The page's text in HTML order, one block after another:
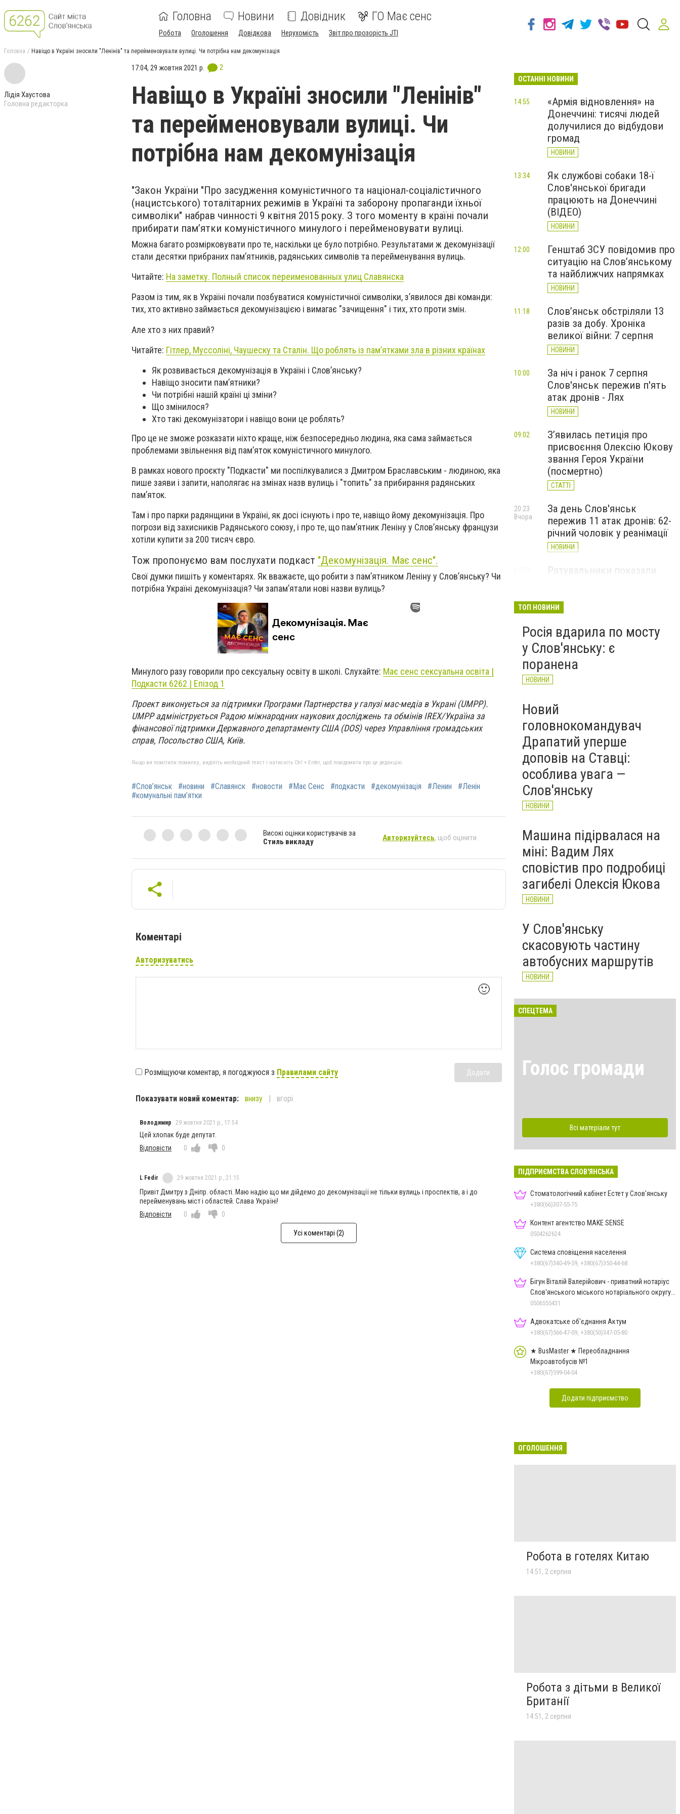
Головна Новини Довідник ГО Має сенс
Робота Оголошення Довідкова Нерухомість Звіт про прозорість JTI
Головна Навіщо в Україні зносили "Ленінів" та перейменовували вулиці. Чи потрібна нам декомунізація
Лідія Хаустова
Головна редакторка
17:04, 29 жовтня 2021 р. 2
Навіщо в Україні зносили "Ленінів"
та перейменовували вулиці. Чи
потрібна нам декомунізація
"Закон України "Про засудження комуністичного та націонал-соціалістичного
(нацистського) тоталітарних режимів в Україні та заборону пропаганди їхньої
символіки" набрав чинності 9 квітня 2015 року. З того моменту в країні почали
прибирати пам’ятки комуністичного минулого і перейменовувати вулиці.
Можна багато розмірковувати про те, наскільки це було потрібно. Результатами ж декомунізації
стали десятки прибраних пам’ятників, радянських символів та перейменування вулиць.
Читайте: На заметку. Полный список переименованных улиц Славянска
Разом із тим, як в Україні почали позбуватися комуністичної символіки, з’явилося дві команди:
тих, хто активно займається декомунізацією і вимагає "зачищення" і тих, хто проти змін.
Але хто з них правий?
Читайте: Гітлер, Муссоліні, Чаушеску та Сталін. Що роблять із пам’ятками зла в різних країнах
Як розвивається декомунізація в Україні і Слов’янську?
Навіщо зносити пам’ятники?
Чи потрібні нашій країні ці зміни?
Що змінилося?
Хто такі декомунізатори і навіщо вони це роблять?
Про це не зможе розказати ніхто краще, ніж безпосередньо людина, яка сама займається
проблемами звільнення від пам’яток комуністичного минулого.
В рамках нового проєкту "Подкасти" ми поспілкувалися з Дмитром Браславським - людиною, яка
пише заяви і запити, наполягає на змінах назв вулиць і "топить" за прибирання радянських
пам’яток.
Там і про парки радянщини в Україні, як досі існують і про те, навіщо йому декомунізація. Про
погрози від захисників Радянського союзу, і про те, що пам’ятник Леніну у Слов’янську французи
хотіли купити за 200 тисяч євро.
Тож пропонуємо вам послухати подкаст "Декомунізація. Має сенс".
Свої думки пишіть у коментарях. Як вважаєте, що робити з пам’ятником Леніну у Слов’янську? Чи
потрібна Україні декомунізація? Чи запам’ятали нові назви вулиць?
Минулого разу говорили про сексуальну освіту в школі. Слухайте: Має сенс сексуальна освіта |
Подкасти 6262 | Епізод 1
Проект виконується за підтримки Програми Партнерства у галузі мас-медіа в Украні (UMPP).
UMPP адмініструється Радою міжнародних наукових досліджень та обмінів IREX/Україна за
фінансової підтримки Державного департаменту США (DOS) через Управління громадських
справ, Посольство США, Київ.
Якщо ви помітили помилку, виділіть необхідний текст і натисніть Ctrl + Enter, щоб повідомити про це редакцію
#Слов’янськ #новини #Славянск #новости #Має Сенс #подкасти #декомунізація #Ленин
#Ленін
#комунальні пам’ятки
Високі оцінки користувачів за
Стиль викладу
Авторизуйтесь, щоб оцінити
Коментарі
Авторизуватись
🙂
Розміщуючи коментар, я погоджуюся з Правилами сайту Додати
Показувати новий коментар: внизу вгорі
Володимир 29 жовтня 2021 р., 17:54
Цей хлопак буде депутат.
Відповісти
0 0
L Fedir 29 жовтня 2021 р., 21:15
Привіт Дмитру з Дніпр. області. Маю надію що ми дійдемо до декомунізації не тільки вулиць і проспектів, а і до
перейменувань міст і областей. Слава Україні!
Відповісти
0 0
Усі коментарі (2)
ОСТАННІ НОВИНИ
«Армія відновлення» на
Донеччині: тисячі людей
долучилися до відбудови
громад
НОВИНИ
14:55
Як службові собаки 18-ї
Слов'янської бригади
працюють на Донеччині
(ВІДЕО)
НОВИНИ
13:34
Генштаб ЗСУ повідомив про
ситуацію на Слов’янському
та найближчих напрямках
НОВИНИ
12:00
Слов’янськ обстріляли 13
разів за добу. Хроніка
великої війни: 7 серпня
НОВИНИ
11:18
За ніч і ранок 7 серпня
Слов'янськ пережив п'ять
атак дронів - Лях
НОВИНИ
10:00
З’явилась петиція про
присвоєння Олексію Юкову
звання Героя України
(посмертно)
СТАТТІ
09:02
За день Слов'янськ
пережив 11 атак дронів: 62-
річний чоловік у реанімації
НОВИНИ
20:23
Вчора
Рятувальники показали
НОВИНИ
ТОП НОВИНИ
Росія вдарила по мосту
у Слов'янську: є
поранена
НОВИНИ
Новий
головнокомандувач
Драпатий уперше
доповів на Ставці:
особлива увага —
Слов'янську
НОВИНИ
Машина підірвалася на
міні: Вадим Лях
сповістив про подробиці
загибелі Олексія Юкова
НОВИНИ
У Слов'янську
скасовують частину
автобусних маршрутів
НОВИНИ
СПЕЦТЕМА
Голос громади
Всі матеріали тут
ПІДПРИЄМСТВА СЛОВ'ЯНСЬКА
Стоматологічний кабінет Естет у Слов'янську
+380(66)307-55-75
Контент агентство MAKE SENSE
0504262624
Система сповіщення населення
+380(67)340-49-59, +380(67)350-44-68
Бігун Віталій Валерійович - приватний нотаріус
Слов'янського міського нотаріального округу
Дон.обл.
0506555431
Адвокатське об'єднання Актум
+380(67)566-47-09, +380(50)347-05-80
★ BusMaster ★ Переобладнання
Мікроавтобусів №1
+380(67)599-04-04
Додати підприємство
ОГОЛОШЕННЯ
Робота в готелях Китаю
14:51, 2 серпня
Робота з дітьми в Великої
Британії
14:51, 2 серпня